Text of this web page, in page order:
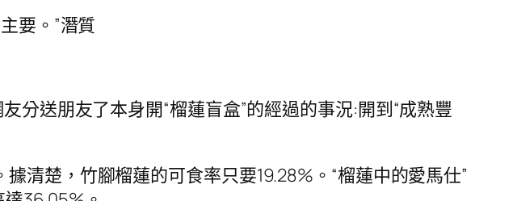
要。”潛質
分送朋友了本身開“榴蓮盲盒”的經過的事況:開到“成熟豐
清楚，竹腳榴蓮的可食率只要19.28%。“榴蓮中的愛馬仕”